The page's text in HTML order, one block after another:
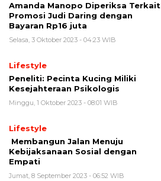
Amanda Manopo Diperiksa Terkait
Promosi Judi Daring dengan
Bayaran Rp16 juta
Selasa, 3 Oktober 2023 - 04:23 WIB
Lifestyle
Peneliti: Pecinta Kucing Miliki
Kesejahteraan Psikologis
Minggu, 1 Oktober 2023 - 08:01 WIB
Lifestyle
Membangun Jalan Menuju
Kebijaksanaan Sosial dengan
Empati
Jumat, 8 September 2023 - 06:52 WIB